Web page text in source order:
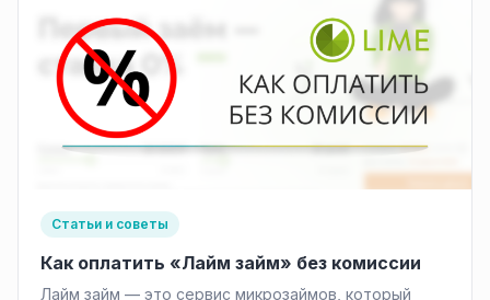
Статьи и советы
Как оплатить «Лайм займ» без комиссии
Лайм займ — это сервис микрозаймов, который